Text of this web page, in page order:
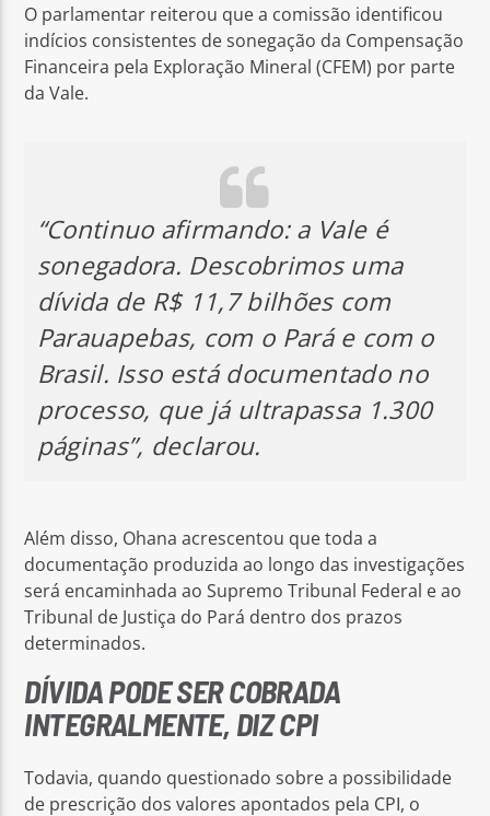
O parlamentar reiterou que a comissão identificou
indícios consistentes de sonegação da Compensação
Financeira pela Exploração Mineral (CFEM) por parte
da Vale.
“Continuo afirmando: a Vale é
sonegadora. Descobrimos uma
dívida de R$ 11,7 bilhões com
Parauapebas, com o Pará e com o
Brasil. Isso está documentado no
processo, que já ultrapassa 1.300
páginas”, declarou.
Além disso, Ohana acrescentou que toda a
documentação produzida ao longo das investigações
será encaminhada ao Supremo Tribunal Federal e ao
Tribunal de Justiça do Pará dentro dos prazos
determinados.
DÍVIDA PODE SER COBRADA
INTEGRALMENTE, DIZ CPI
Todavia, quando questionado sobre a possibilidade
de prescrição dos valores apontados pela CPI, o